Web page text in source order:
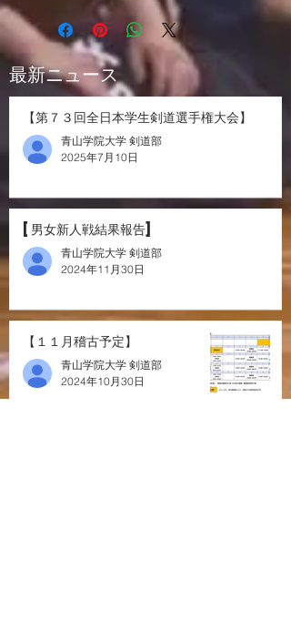
しょう。規約の内容を明確にすること
で、お客様の信頼を獲得し、安心して
商品をご購入いただけます。
ど、商品の配送に関する情報を入力し
てください。配送情報を明確にするこ
とで、お客様の信頼を獲得し、安心し
て商品をご購入いただけます。
​最新ニュース
【第７３回全日本学生剣道選手権大会】
青山学院大学 剣道部
2025年7月10日
[男女新人戦結果報告]
青山学院大学 剣道部
2024年11月30日
【１１月稽古予定】
青山学院大学 剣道部
2024年10月30日